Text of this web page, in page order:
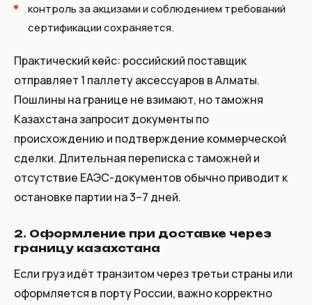
контроль за акцизами и соблюдением требований
сертификации сохраняется.
Практический кейс: российский поставщик
отправляет 1 паллету аксессуаров в Алматы.
Пошлины на границе не взимают, но таможня
Казахстана запросит документы по
происхождению и подтверждение коммерческой
сделки. Длительная переписка с таможней и
отсутствие ЕАЭС-документов обычно приводит к
остановке партии на 3–7 дней.
2. Оформление при доставке через
границу казахстана
Если груз идёт транзитом через третьи страны или
оформляется в порту России, важно корректно